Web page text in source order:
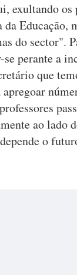
exultando os
Educação,
do sector".
perante a
que
ao lado
o